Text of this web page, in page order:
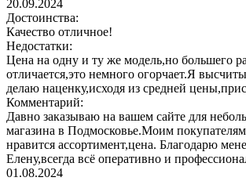
20.09.2024
Достоинства:
Качество отличное!
Недостатки:
Цена на одну и ту же модель,но большего
отличается,это немного огорчает.Я
делаю наценку,исходя из средней
Комментарий:
Давно заказываю на вашем сайте для
магазина в Подмосковье.Моим
нравится ассортимент,цена. Благодарю
Елену,всегда всё оперативно и
01.08.2024